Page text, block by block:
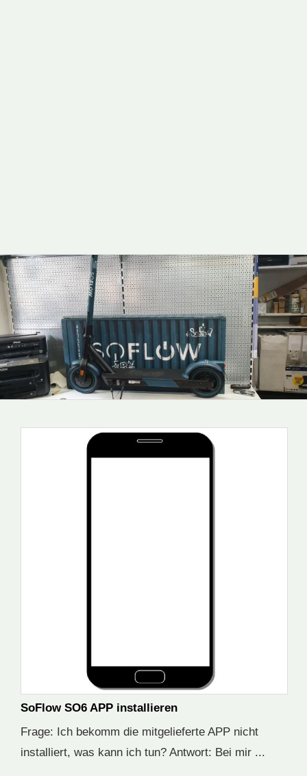
SoFlow SO6 APP installieren
Frage: Ich bekomm die mitgelieferte APP nicht
installiert, was kann ich tun? Antwort: Bei mir ...